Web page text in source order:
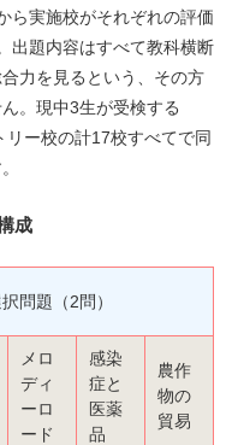
ら実施校がそれぞれの評価
出題内容はすべて教科横断
力を見るという、その方
。現中3生が受検する
ー校の計17校すべてで同
成
問題（2問）
メロ
ディ
ーロ
ード
感染
症と
医薬
品
農作
物の
貿易